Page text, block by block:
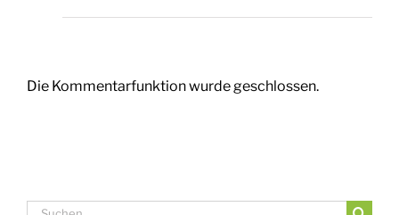
Die Kommentarfunktion wurde geschlossen.
Suche